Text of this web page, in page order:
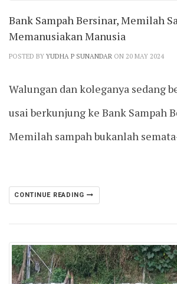
Bank Sampah Bersinar, Memilah
Memanusiakan Manusia
POSTED BY YUDHA P SUNANDAR ON 20 MAY 2024
Walungan dan koleganya sedang
usai berkunjung ke Bank Sampah
Memilah sampah bukanlah
CONTINUE READING